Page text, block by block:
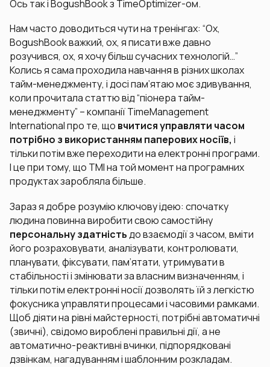
Ось так і BogushBook з TimeOptimizer-ом.
Нам часто доводиться чути на тренінгах: “Ох,
BogushBook важкий, ох, я писати вже давно
розучився, ох, я хочу більш сучасних технологій…”
Колись я сама проходила навчання в різних школах
тайм-менеджменту, і досі пам’ятаю моє здивування,
коли прочитала статтю від “піонера тайм-
менеджменту” – компанії TimeManagement
International про те, що вчитися управляти часом
потрібно з використанням паперових носіїв, і
тільки потім вже переходити на електронні програми.
І це при тому, що TMI на той момент на програмних
продуктах заробляла більше.
Зараз я добре розумію ключову ідею: спочатку
людина повинна виробити свою самостійну
персональну здатністьдо взаємодії з часом, вміти
його розраховувати, аналізувати, контролювати,
планувати, фіксувати, пам’ятати, утримувати в
стабільності і змінювати за власним визначенням, і
тільки потім електронні носії дозволять їй з легкістю
фокусника управляти процесами і часовими рамками.
Щоб діяти на рівні майстерності, потрібні автоматичні
(звичні), свідомо вироблені правильні дії, а не
автоматично-реактивні вчинки, підпорядковані
дзвінкам, нагадуванням і шаблонним розкладам.